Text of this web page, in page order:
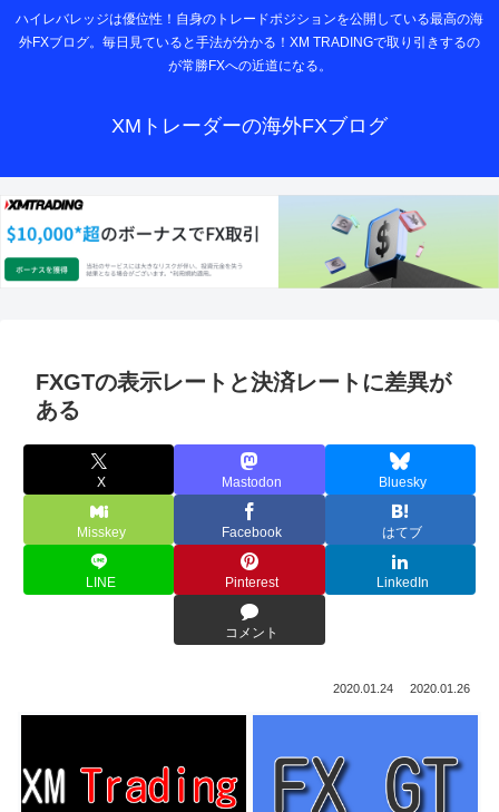
ハイレバレッジは優位性！自身のトレードポジションを公開している最高の海
外FXブログ。毎日見ていると手法が分かる！XM TRADINGで取り引きするの
が常勝FXへの近道になる。
XMトレーダーの海外FXブログ
FXGTの表示レートと決済レートに差異が
ある
X Mastodon Bluesky
Misskey Facebook はてブ
LINE Pinterest LinkedIn
コメント
2020.01.24 2020.01.26